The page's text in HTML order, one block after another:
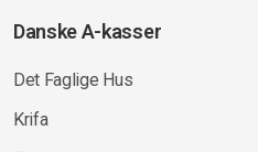
Danske A-kasser
Det Faglige Hus
Krifa